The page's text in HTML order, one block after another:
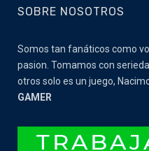
SOBRE NOSOTROS
Somos tan fanáticos como
pasion. Tomamos con
otros solo es un juego,
GAMER